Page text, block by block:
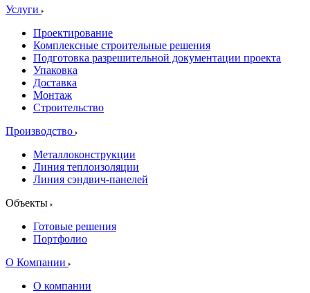
Услуги
Проектирование
Комплексные строительные решения
Подготовка разрешительной документации проекта
Упаковка
Доставка
Монтаж
Строительство
Производство
Металлоконструкции
Линия теплоизоляции
Линия сэндвич-панелей
Объекты
Готовые решения
Портфолио
О Компании
О компании